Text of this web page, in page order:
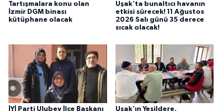
Tartışmalara konu olan
İzmir DGM binası
kütüphane olacak
Uşak'ta bunaltıcı havanın
etkisi sürecek! 11 Ağustos
2026 Salı günü 35 derece
sıcak olacak!
İYİ Parti Ulubey İlçe Başkanı Uşak'ın Yeşildere,